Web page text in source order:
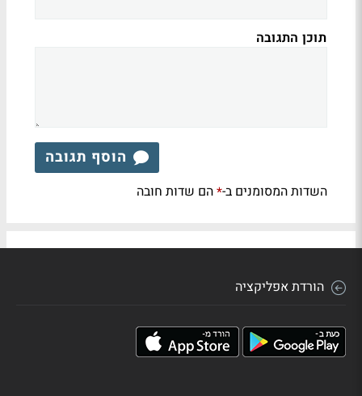
תוכן התגובה
הוסף תגובה
השדות המסומנים ב-*הם שדות חובה
הורדת אפליקציה